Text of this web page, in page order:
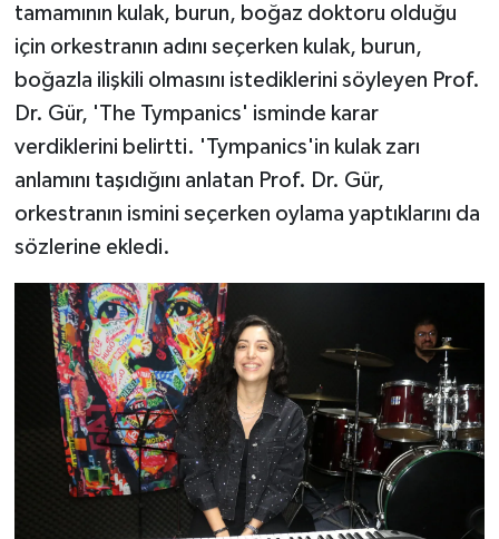
tamamının kulak, burun, boğaz doktoru olduğu
için orkestranın adını seçerken kulak, burun,
boğazla ilişkili olmasını istediklerini söyleyen Prof.
Dr. Gür, 'The Tympanics' isminde karar
verdiklerini belirtti. 'Tympanics'in kulak zarı
anlamını taşıdığını anlatan Prof. Dr. Gür,
orkestranın ismini seçerken oylama yaptıklarını da
sözlerine ekledi.